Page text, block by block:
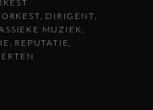
DIRIGENT
MUZIEK
REPUTATIE